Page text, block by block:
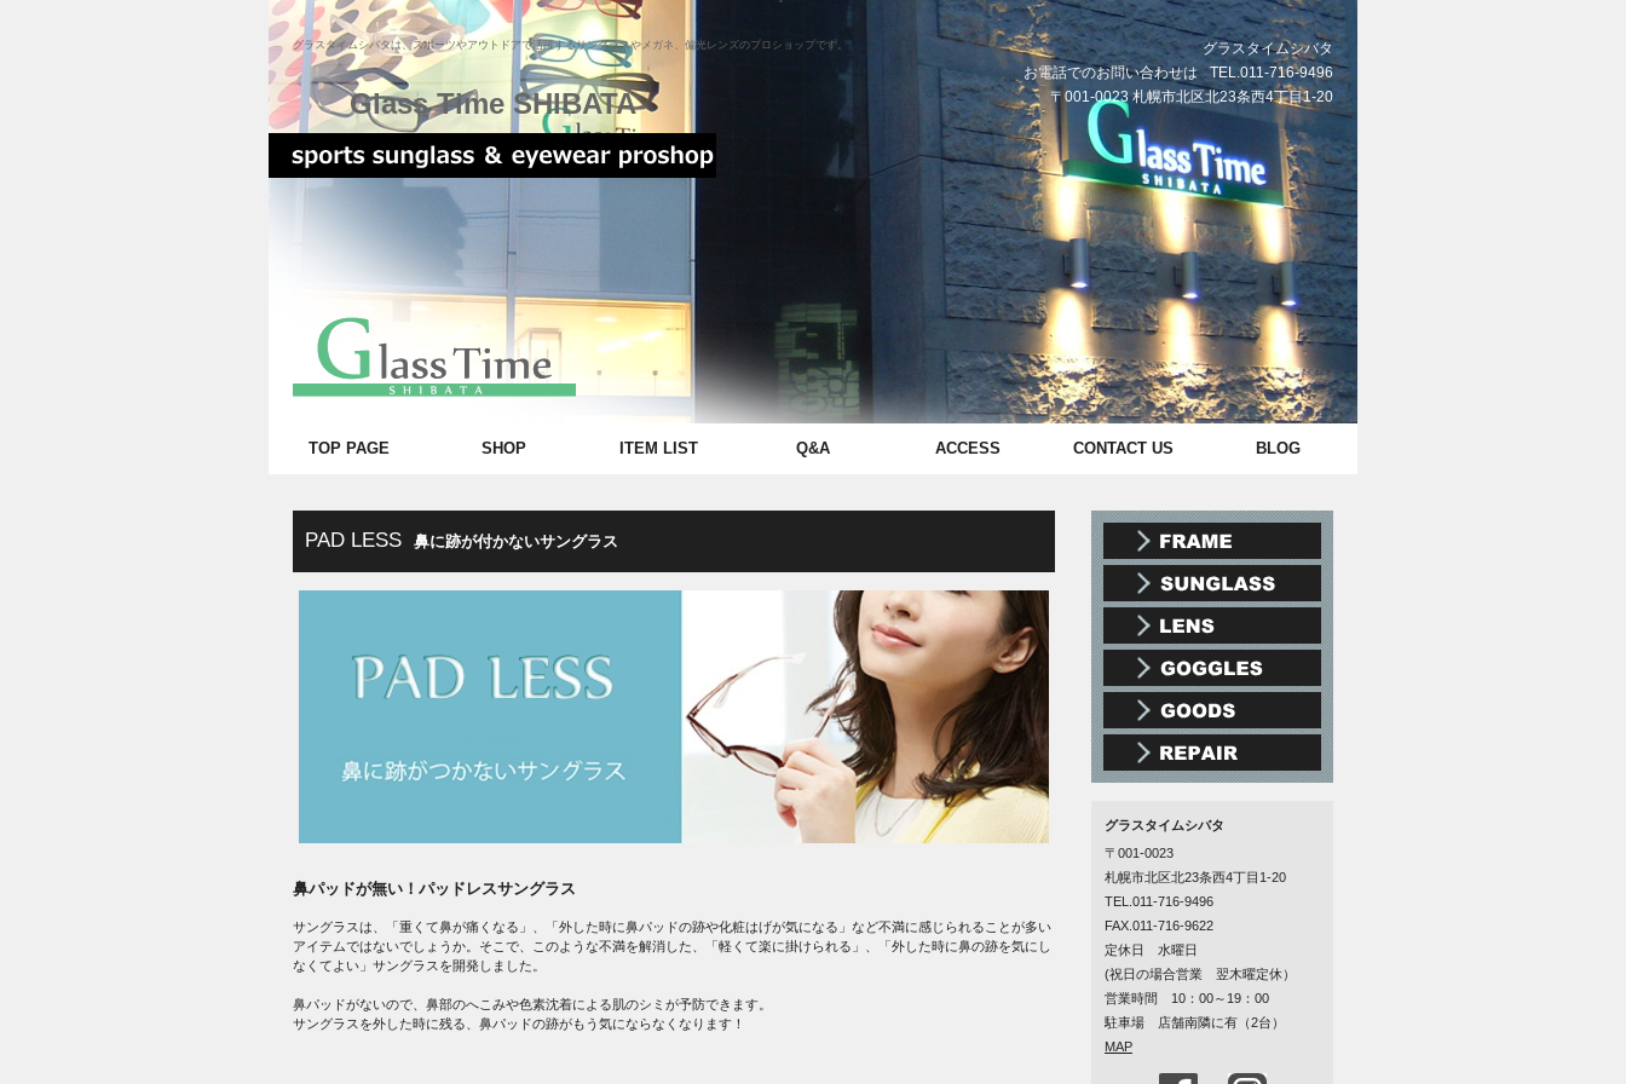
グラスタイムシバタは、スポーツやアウトドアで活躍するサングラスやメガネ、偏光レンズのプロショップです。
Glass Time SHIBATA
グラスタイムシバタ
お電話でのお問い合わせは
TEL.011-716-9496
〒001-0023 札幌市北区北23条西4丁目1-20
PAD LESS 鼻に跡が付かないサングラス
鼻パッドが無い！パッドレスサングラス
サングラスは、「重くて鼻が痛くなる」、「外した時に鼻パッドの跡や化粧はげが気になる」など不満に感じられることが多い
アイテムではないでしょうか。そこで、このような不満を解消した、「軽くて楽に掛けられる」、「外した時に鼻の跡を気にし
なくてよい」サングラスを開発しました。
鼻パッドがないので、鼻部のへこみや色素沈着による肌のシミが予防できます。
サングラスを外した時に残る、鼻パッドの跡がもう気にならなくなります！
TOP PAGE SHOP ITEM LIST Q&A ACCESS CONTACT US BLOG
グラスタイムシバタ
〒001-0023
札幌市北区北23条西4丁目1-20
TEL.011-716-9496
FAX.011-716-9622
定休日 水曜日
(祝日の場合営業 翌木曜定休）
営業時間 10：00～19：00
駐車場 店舗南隣に有（2台）
MAP